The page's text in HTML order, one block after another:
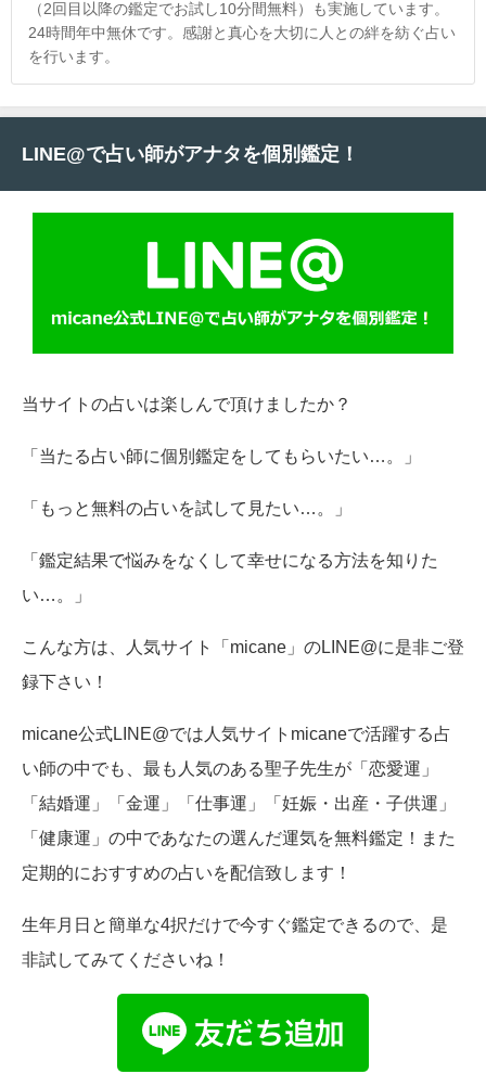
（2回目以降の鑑定でお試し10分間無料）も実施しています。
24時間年中無休です。感謝と真心を大切に人との絆を紡ぐ占い
を行います。
LINE@で占い師がアナタを個別鑑定！
当サイトの占いは楽しんで頂けましたか？
「当たる占い師に個別鑑定をしてもらいたい…。」
「もっと無料の占いを試して見たい…。」
「鑑定結果で悩みをなくして幸せになる方法を知りた
い…。」
こんな方は、人気サイト「micane」のLINE@に是非ご登
録下さい！
micane公式LINE@では人気サイトmicaneで活躍する占
い師の中でも、最も人気のある聖子先生が「恋愛運」
「結婚運」「金運」「仕事運」「妊娠・出産・子供運」
「健康運」の中であなたの選んだ運気を無料鑑定！また
定期的におすすめの占いを配信致します！
生年月日と簡単な4択だけで今すぐ鑑定できるので、是
非試してみてくださいね！